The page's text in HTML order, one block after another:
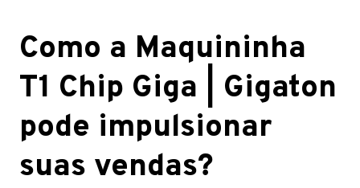
Como a Maquininha
T1 Chip Giga | Gigaton
pode impulsionar
suas vendas?